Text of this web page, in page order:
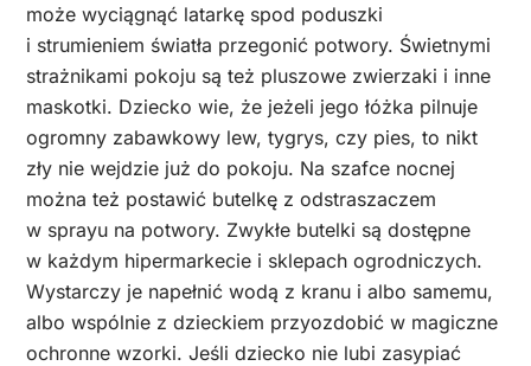
może wyciągnąć latarkę spod poduszki
i strumieniem światła przegonić potwory. Świetnymi
strażnikami pokoju są też pluszowe zwierzaki i inne
maskotki. Dziecko wie, że jeżeli jego łóżka pilnuje
ogromny zabawkowy lew, tygrys, czy pies, to nikt
zły nie wejdzie już do pokoju. Na szafce nocnej
można też postawić butelkę z odstraszaczem
w sprayu na potwory. Zwykłe butelki są dostępne
w każdym hipermarkecie i sklepach ogrodniczych.
Wystarczy je napełnić wodą z kranu i albo samemu,
albo wspólnie z dzieckiem przyozdobić w magiczne
ochronne wzorki. Jeśli dziecko nie lubi zasypiać